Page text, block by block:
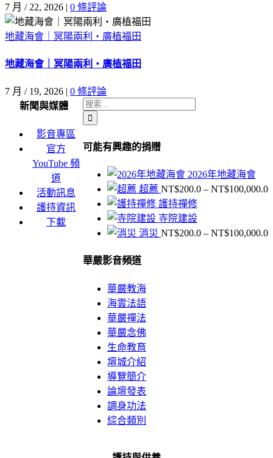
7 月 / 22, 2026 | 0 條評論
地藏海會｜冥陽兩利・廣植福田
地藏海會｜冥陽兩利・廣植福田
7 月 / 19, 2026 | 0 條評論
搜
索
果：
可能有興趣的捐贈
2026年地藏海會
超薦 NT$200.0 – NT$100,000.0
護持禪修
寺院建設
消災 NT$200.0 – NT$100,000.0
華嚴影音頻道
華嚴教海
海雲法語
華嚴禪法
華嚴念佛
生命教育
壇城介紹
導覽簡介
論壇發表
調身功法
綜合類別
新聞與媒體
影音專區
官方
YouTube 頻
道
活動訊息
護持資訊
下載